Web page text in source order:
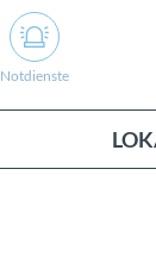
Notdienste